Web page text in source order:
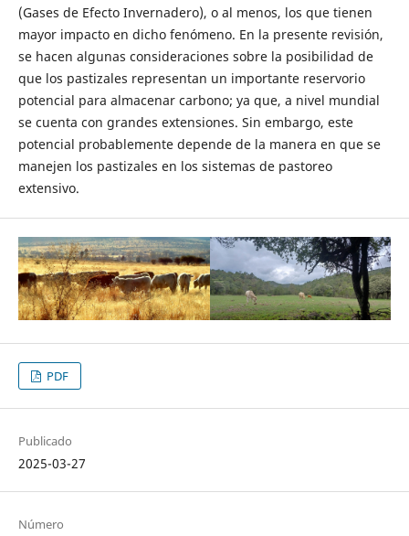
(Gases de Efecto Inverna­dero), o al menos, los que tienen
mayor impacto en dicho fenómeno. En la presente revisión,
se hacen algunas consideraciones sobre la posibilidad de
que los pastizales representan un impor­tante reservorio
potencial para almacenar carbono; ya que, a nivel mundial
se cuenta con grandes extensiones. Sin embargo, este
potencial probablemente depende de la manera en que se
manejen los pastizales en los sistemas de pastoreo
extensivo.
PDF
Publicado
2025-03-27
Número